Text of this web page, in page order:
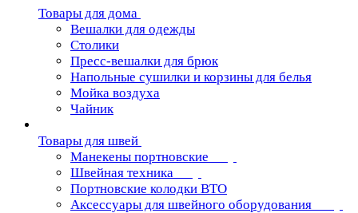
Товары для дома
Вешалки для одежды
Столики
Пресс-вешалки для брюк
Напольные сушилки и корзины для белья
Мойка воздуха
Чайник
Товары для швей
Манекены портновские
Швейная техника
Портновские колодки ВТО
Аксессуары для швейного оборудования